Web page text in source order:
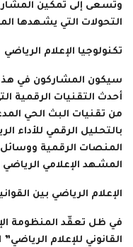
وتسعى إلى تمكين
التحولات التي يشهدها
تكنولوجيا الإعلام الرياضي
سيكون المشاركون في
أحدث التقنيات الرقمية
من تقنيات البث الحي
بالتحليل الرقمي للأداء
المنصات الرقمية
المشهد الإعلامي الرياضي
الإعلام الرياضي بين
في ظل تعقّد المنظومة
القانوني للإعلام